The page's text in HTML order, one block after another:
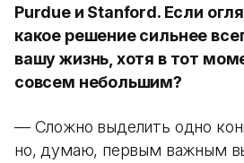
Purdue и Stanford. Если
какое решение сильнее
вашу жизнь, хотя в тот
совсем небольшим?
— Сложно выделить одно
но, думаю, первым важным